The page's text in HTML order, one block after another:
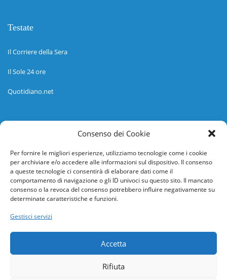
Consenso dei Cookie
Per fornire le migliori esperienze, utilizziamo tecnologie come i cookie
per archiviare e/o accedere alle informazioni sul dispositivo. Il consenso
a queste tecnologie ci consentirà di elaborare dati come il
comportamento di navigazione o gli ID univoci su questo sito. Il mancato
consenso o la revoca del consenso potrebbero influire negativamente su
determinate caratteristiche e funzioni.
Gestisci servizi
Accetta
Rifiuta
Testate
Il Corriere della Sera
Il Sole 24 ore
Quotidiano.net
Informazioni
Help desk
Guida rapida